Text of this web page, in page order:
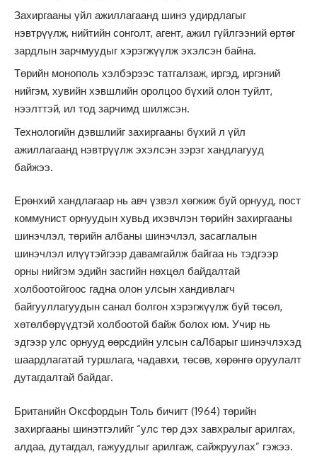
Захиргааны үйл ажиллагаанд шинэ удирдлагыг
нэвтрүүлж, нийтийн сонголт, агент, ажил гүйлгээний өртөг
зардлын зарчмуудыг хэрэгжүүлж эхэлсэн байна.
Төрийн монополь хэлбэрээс татгалзаж, иргэд, иргэний
нийгэм, хувийн хэвшлийн оролцоо бүхий олон туйлт,
нээлттэй, ил тод зарчимд шилжсэн.
Технологийн дэвшлийг захиргааны бүхий л үйл
ажиллагаанд нэвтрүүлж эхэлсэн зэрэг хандлагууд
байжээ.
Ерөнхий хандлагаар нь авч үзвэл хөгжиж буй орнууд, пост
коммунист орнуудын хувьд ихэвчлэн төрийн захиргааны
шинэчлэл, төрийн албаны шинэчлэл, засаглалын
шинэчлэл илүүтэйгээр давамгайлж байгаа нь тэдгээр
орны нийгэм эдийн засгийн нөхцөл байдалтай
холбоотойгоос гадна олон улсын хандивлагч
байгууллагуудын санал болгон хэрэгжүүлж буй төсөл,
хөтөлбөрүүдтэй холбоотой байж болох юм. Учир нь
эдгээр улс орнууд өөрсдийн улсын саЛбарыг шинэчлэхэд
шаардлагатай туршлага, чадавхи, төсөв, хөрөнгө оруулалт
дутагдалтай байдаг.
Британийн Оксфордын Толь бичигт (1964) төрийн
захиргааны шинэтгэлийг “улс төр дэх завхралыг арилгах,
алдаа, дутагдал, гажуудлыг арилгаж, сайжруулах” гэжээ.